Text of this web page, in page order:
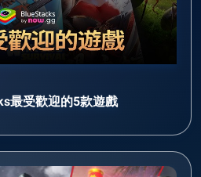
最受歡迎的5款遊戲